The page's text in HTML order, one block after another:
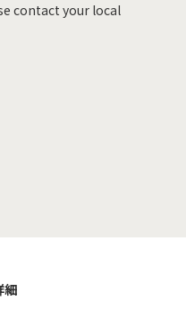
contact your local
細